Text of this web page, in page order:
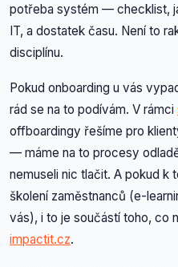
potřeba systém — checklist,
IT, a dostatek času. Není to
disciplínu.
Pokud onboarding u vás
rád se na to podívám. V rámci
offboardingy řešíme pro
— máme na to procesy
nemuseli nic tlačit. A pokud k
školení zaměstnanců (e-
vás), i to je součástí toho, co
impactit.cz.